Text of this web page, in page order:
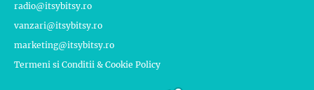
radio@itsybitsy.ro
vanzari@itsybitsy.ro
marketing@itsybitsy.ro
Termeni si Conditii & Cookie Policy